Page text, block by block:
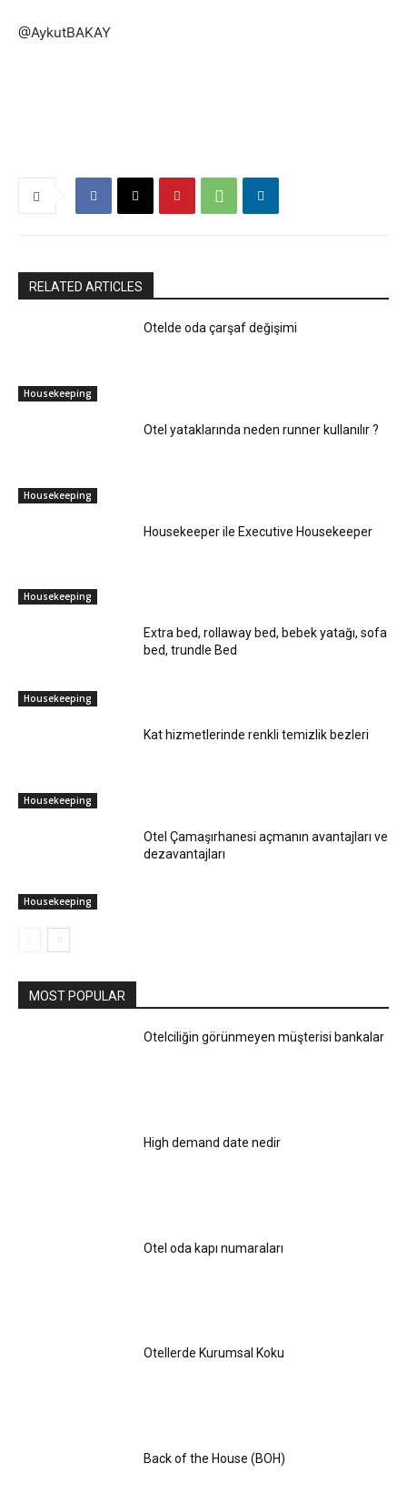
@AykutBAKAY
RELATED ARTICLES
Housekeeping
Otelde oda çarşaf değişimi
Housekeeping
Otel yataklarında neden runner kullanılır ?
Housekeeping
Housekeeper ile Executive Housekeeper
Housekeeping
Extra bed, rollaway bed, bebek yatağı, sofa
bed, trundle Bed
Housekeeping
Kat hizmetlerinde renkli temizlik bezleri
Housekeeping
Otel Çamaşırhanesi açmanın avantajları ve
dezavantajları
MOST POPULAR
Otelciliğin görünmeyen müşterisi bankalar
High demand date nedir
Otel oda kapı numaraları
Otellerde Kurumsal Koku
Back of the House (BOH)